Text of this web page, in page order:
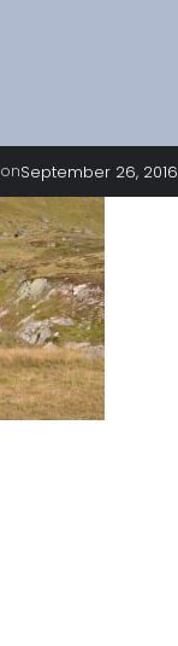
onSeptember 26, 2016